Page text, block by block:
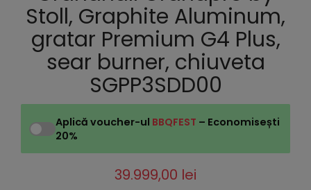
Stoll, Graphite Aluminum,
gratar Premium G4 Plus,
sear burner, chiuveta
SGPP3SDD00
Aplică voucher-ul BBQFEST – Economisești
20%
39.999,00 lei